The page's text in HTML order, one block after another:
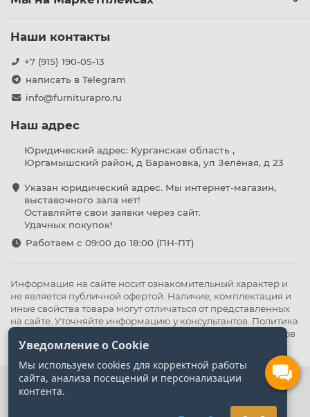
Наши контакты
+7 (915) 190-05-13
написать в Telegram
info@furniturapro.ru
Наш адрес
Юридический адрес: Курганская область ,
Юргамышский район, д Барановка, ул Зелёная, д 23
Указан юридический адрес. Мы интернет-магазин,
выставочного зала нет!
Оставляйте свои заявки через сайт.
Удачных покупок!
Работаем с 09:00 до 18:00 (ПН-ПТ)
Информация на сайте носит ознакомительный характер и
не является публичной офертой. Наличие, комплектация и
иные свойства товара могут отличаться от представленных
на сайте. Уточняйте информацию у консультантов. Политика
Политика обработки файлов
cookie
Уведомление о Cookie
Мы используем cookies для корректной работы
сайта, анализа посещений и персонализации
контента.